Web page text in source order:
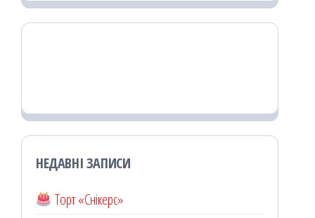
НЕДАВНІ ЗАПИСИ
Торт «Снікерс»